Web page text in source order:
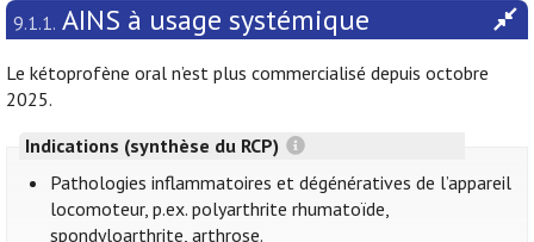
9.1.1. AINS à usage systémique
Le kétoprofène oral n’est plus commercialisé depuis octobre
2025.
Indications (synthèse du RCP)
Pathologies inflammatoires et dégénératives de l’appareil
locomoteur, p.ex. polyarthrite rhumatoïde,
spondyloarthrite, arthrose.